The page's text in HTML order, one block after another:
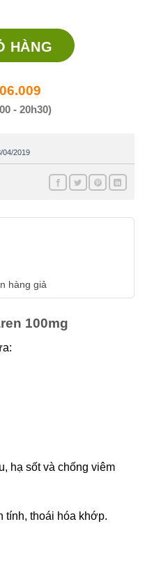
HÀNG
- 20h30)
04/2019
hàng giả
100mg
hạ sốt và chống viêm
tính, thoái hóa khớp.